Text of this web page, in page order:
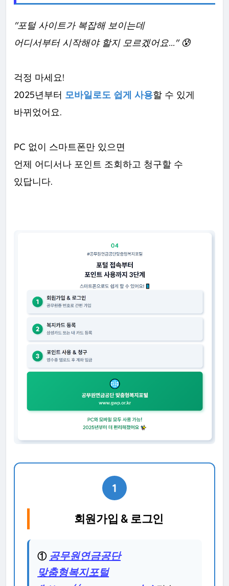
"포털 사이트가 복잡해 보이는데
어디서부터 시작해야 할지 모르겠어요..." 😰
걱정 마세요!
2025년부터 모바일로도 쉽게 사용할 수 있게
바뀌었어요.
PC 없이 스마트폰만 있으면
언제 어디서나 포인트 조회하고 청구할 수
있답니다.
1
회원가입 & 로그인
① 공무원연금공단
맞춤형복지포털